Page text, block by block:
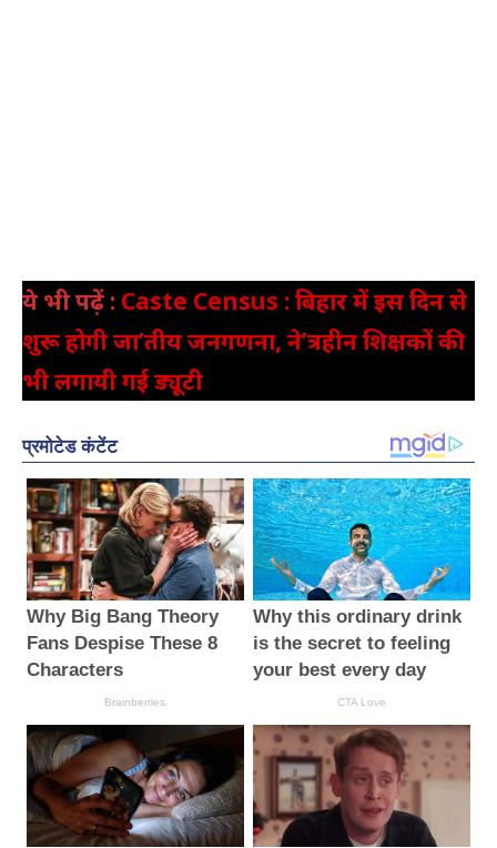
ये भी पढ़ें : Caste Census : बिहार में इस दिन से
शुरू होगी जा’तीय जनगणना, ने’त्रहीन शिक्षकों की
भी लगायी गई ड्यूटी